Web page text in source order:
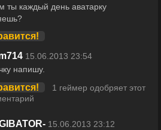
ты каждый день аватарку
15.06.2013 23:54
напишу.
1 геймер одобряет этот
15.06.2013 23:12